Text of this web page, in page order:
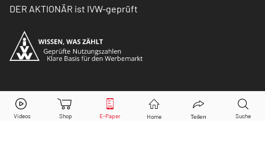
DER AKTIONÄR ist IVW-geprüft
© Copyright 2026 Börsenmedien AG. Alle Rechte